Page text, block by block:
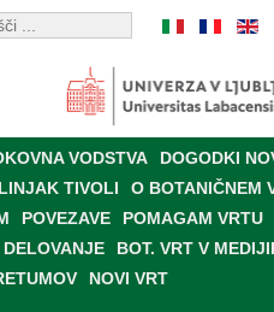
VODSTVA
DOGODKI
TIVOLI
O BOTANIČNEM
POVEZAVE
POMAGAM VRTU
BOT. VRT V
NOVI VRT